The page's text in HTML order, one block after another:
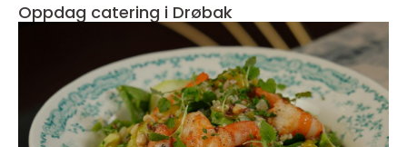
Oppdag catering i Drøbak